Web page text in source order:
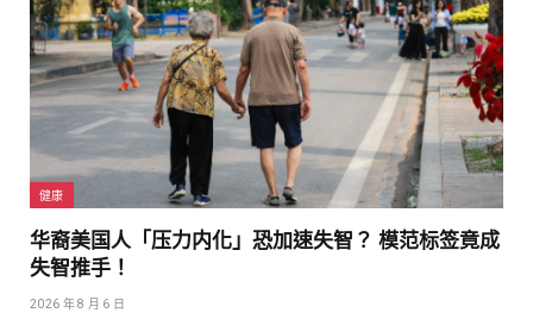
健康
华裔美国人「压力内化」恐加速失智？ 模范标签竟成
失智推手！
2026 年 8 月 6 日